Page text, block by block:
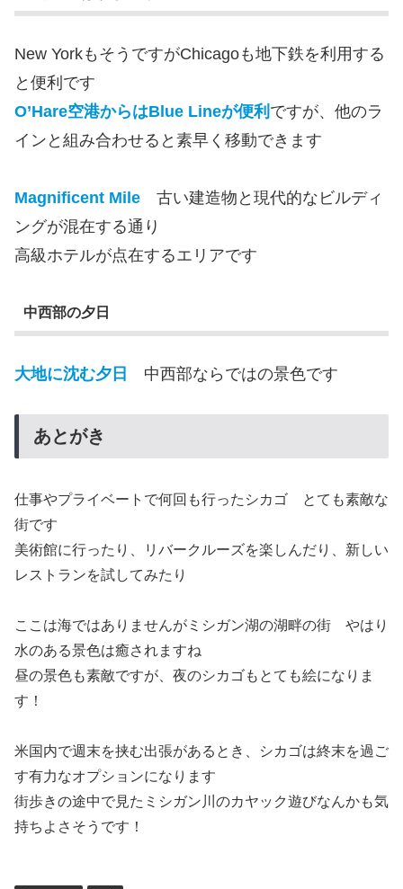
New YorkもそうですがChicagoも地下鉄を利用する
と便利です
O’Hare空港からはBlue Lineが便利 ですが、他のラ
インと組み合わせると素早く移動できます
Magnificent Mile 古い建造物と現代的なビルディ
ングが混在する通り
高級ホテルが点在するエリアです
中西部の夕日
大地に沈む夕日 中西部ならではの景色です
あとがき
仕事やプライベートで何回も行ったシカゴ とても素敵な
街です
美術館に行ったり、リバークルーズを楽しんだり、新しい
レストランを試してみたり
ここは海ではありませんがミシガン湖の湖畔の街 やはり
水のある景色は癒されますね
昼の景色も素敵ですが、夜のシカゴもとても絵になりま
す！
米国内で週末を挟む出張があるとき、シカゴは終末を過ご
す有力なオプションになります
街歩きの途中で見たミシガン川のカヤック遊びなんかも気
持ちよさそうです！